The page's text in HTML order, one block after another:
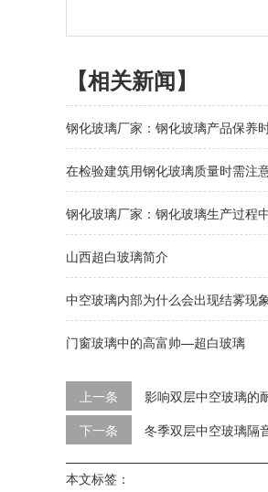
【相关新闻】
钢化玻璃厂家：钢化玻璃产品保养
在检验建筑用钢化玻璃质量时需注
钢化玻璃厂家：钢化玻璃生产过程
山西超白玻璃简介
中空玻璃内部为什么会出现结雾现
门窗玻璃中的高富帅—超白玻璃
上一条
影响双层中空玻璃的
下一条
冬季双层中空玻璃隔
本文标签：